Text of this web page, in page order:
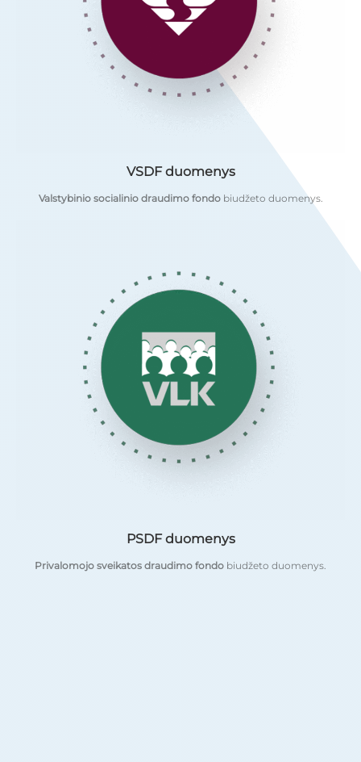
VSDF duomenys
Valstybinio socialinio draudimo fondobiudžeto duomenys.
PSDF duomenys
Privalomojo sveikatos draudimo fondo biudžeto duomenys.